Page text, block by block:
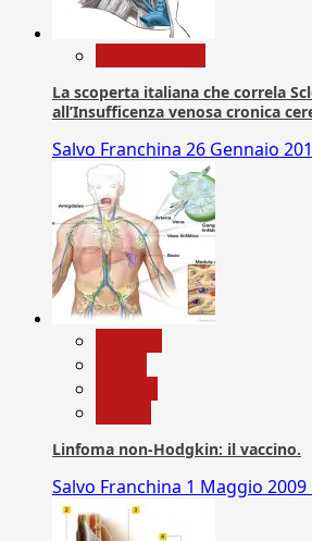
La scoperta italiana che correla
all’Insufficenza venosa cronica
Salvo Franchina 26 Gennaio
Linfoma non-Hodgkin: il vaccino.
Salvo Franchina 1 Maggio 2009